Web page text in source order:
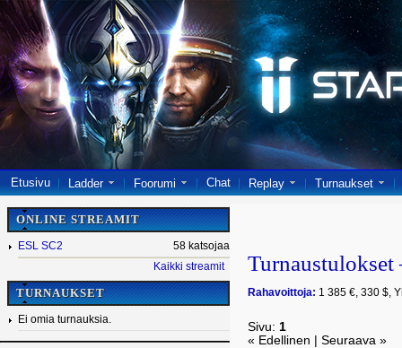
Etusivu Ladder Foorumi Chat Replay Turnaukset
ONLINE STREAMIT
ESL SC2
58 katsojaa
Kaikki streamit
TURNAUKSET
Ei omia turnauksia.
Rahavoittoja: 1 385 €, 330 $,
Sivu: 1
« Edellinen | Seuraava »